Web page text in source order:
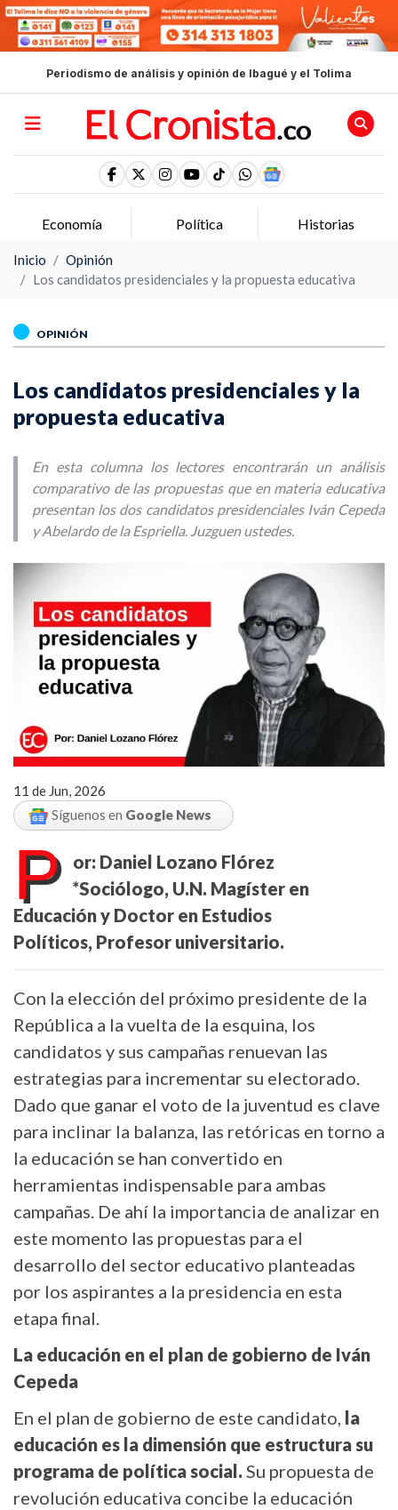
Periodismo de análisis y opinión de Ibagué y el Tolima
Política Historias Opinion
Inicio
Opinión
Los candidatos presidenciales y la propuesta educativa
OPINIÓN
Los candidatos presidenciales y la
propuesta educativa
En esta columna los lectores encontrarán un análisis
comparativo de las propuestas que en materia educativa
presentan los dos candidatos presidenciales Iván Cepeda
y Abelardo de la Espriella. Juzguen ustedes.
11 de Jun, 2026
Síguenos en Google News
P
or: Daniel Lozano Flórez
*Sociólogo, U.N. Magíster en
Educación y Doctor en Estudios
Políticos, Profesor universitario.
Con la elección del próximo presidente de la
República a la vuelta de la esquina, los
candidatos y sus campañas renuevan las
estrategias para incrementar su electorado.
Dado que ganar el voto de la juventud es clave
para inclinar la balanza, las retóricas en torno a
la educación se han convertido en
herramientas indispensable para ambas
campañas. De ahí la importancia de analizar en
este momento las propuestas para el
desarrollo del sector educativo planteadas
por los aspirantes a la presidencia en esta
etapa final.
La educación en el plan de gobierno de Iván
Cepeda
En el plan de gobierno de este candidato, la
educación es la dimensión que estructura su
programa de política social. Su propuesta de
revolución educativa concibe la educación